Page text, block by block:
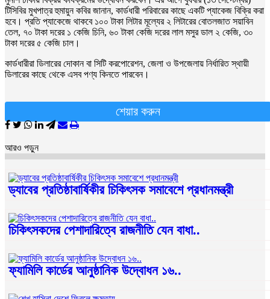
টিসিবির মুখপাত্র হুমায়ুন কবির জানান, কার্ডধারী পরিবারের কাছে একটি প্যাকেজ বিক্রি করা
হবে। প্রতি প্যাকেজে থাকবে ১০০ টাকা লিটার মূল্যের ২ লিটারের বোতলজাত সয়াবিন
তেল, ৭০ টাকা দরের ১ কেজি চিনি, ৬০ টাকা কেজি দরের লাল মসুর ডাল ২ কেজি, ৩০
টাকা দরের ৫ কেজি চাল।
কার্ডধারীরা ডিলারের দোকান বা সিটি করপোরেশন, জেলা ও উপজেলায় নির্ধারিত স্থায়ী
ডিলারের কাছে থেকে এসব পণ্য কিনতে পারবেন।
শেয়ার করুন
আরও পড়ুন
ড্যাবের প্রতিষ্ঠাবার্ষিকীর চিকিৎসক সমাবেশে প্রধানমন্ত্রী
চিকিৎসকদের পেশাদারিত্বে রাজনীতি যেন বাধা..
ফ্যামিলি কার্ডের আনুষ্ঠানিক উদ্বোধন ১৬..